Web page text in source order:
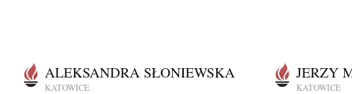
ALEKSANDRA SŁONIEWSKA
KATOWICE
JERZY
KATOWICE